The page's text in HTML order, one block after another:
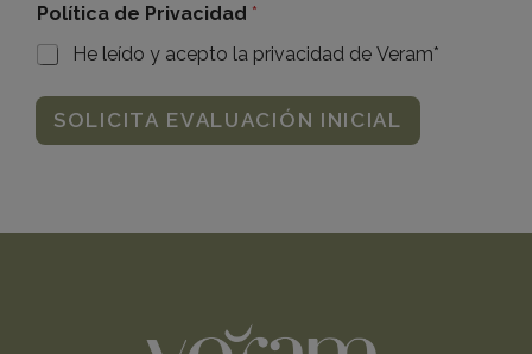
Política de Privacidad *
He leído y acepto la privacidad de Veram*
SOLICITA EVALUACIÓN INICIAL